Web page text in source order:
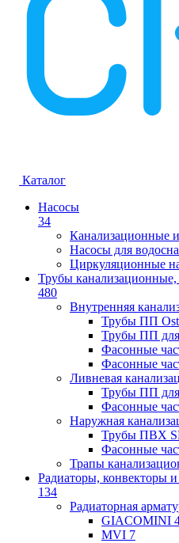
Каталог
Насосы
34
Канализационные
Насосы для
Циркуляционные
Трубы
480
Внутренняя
Трубы ПП
Трубы ПП для
Фасонные
Фасонные
Ливневая
Трубы ПП для
Фасонные
Наружная
Трубы ПВХ
Фасонные
Трапы
Радиаторы, конвекторы
134
Радиаторная
GIACOMINI
MVI 7